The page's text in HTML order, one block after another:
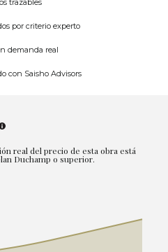
trazables
por criterio experto
demanda real
con Saisho Advisors
real del precio de esta obra está
Duchamp o superior.